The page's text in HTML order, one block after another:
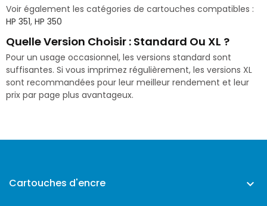
Voir également les catégories de cartouches compatibles :
HP 351, HP 350
Quelle Version Choisir : Standard Ou XL ?
Pour un usage occasionnel, les versions standard sont
suffisantes. Si vous imprimez régulièrement, les versions XL
sont recommandées pour leur meilleur rendement et leur
prix par page plus avantageux.
Cartouches d'encre 